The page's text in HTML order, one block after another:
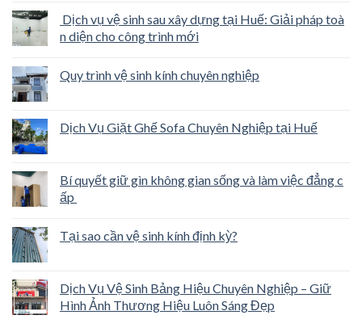
Dịch vụ vệ sinh sau xây dựng tại Huế: Giải pháp toà
n diện cho công trình mới
Quy trình vệ sinh kính chuyên nghiệp
Dịch Vụ Giặt Ghế Sofa Chuyên Nghiệp tại Huế
Bí quyết giữ gìn không gian sống và làm việc đẳng c
ấp
Tại sao cần vệ sinh kính định kỳ?
Dịch Vụ Vệ Sinh Bảng Hiệu Chuyên Nghiệp – Giữ
Hình Ảnh Thương Hiệu Luôn Sáng Đẹp